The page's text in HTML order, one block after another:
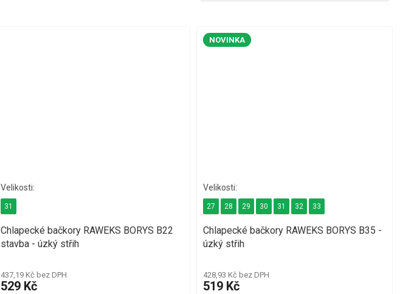
Chlapecké bačkory RAWEKS BORYS B22
stavba - úzký střih
437,19 Kč bez DPH
529 Kč
31
NOVINKA
Chlapecké bačkory RAWEKS BORYS B35 -
úzký střih
428,93 Kč bez DPH
519 Kč
27 28 29 30 31 32 33